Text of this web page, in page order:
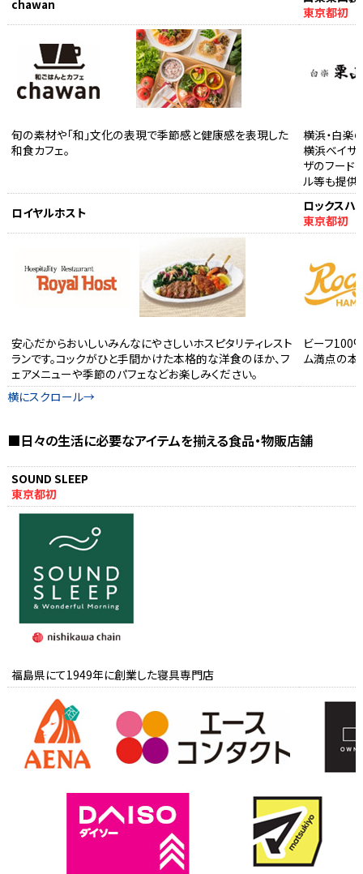
chawan
東京都初
旬の素材や「和」文化の表現で季節感と健康感を表現した
和食カフェ。
横浜・白楽
横浜ベイサ
ザのフード
ル等も提供
ロイヤルホスト
ロックスハ
東京都初
安心だからおいしいみんなにやさしいホスピタリティレスト
ランです。コックがひと手間かけた本格的な洋食のほか、フ
ェアメニューや季節のパフェなどお楽しみください。
ビーフ
ム満点の本
■日々の生活に必要なアイテムを揃える食品・物販店舗
SOUND SLEEP
東京都初
福島県にて1949年に創業した寝具専門店